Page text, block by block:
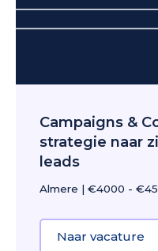
Campaigns &
strategie naar
leads
Almere | €4000 -
Naar vacature